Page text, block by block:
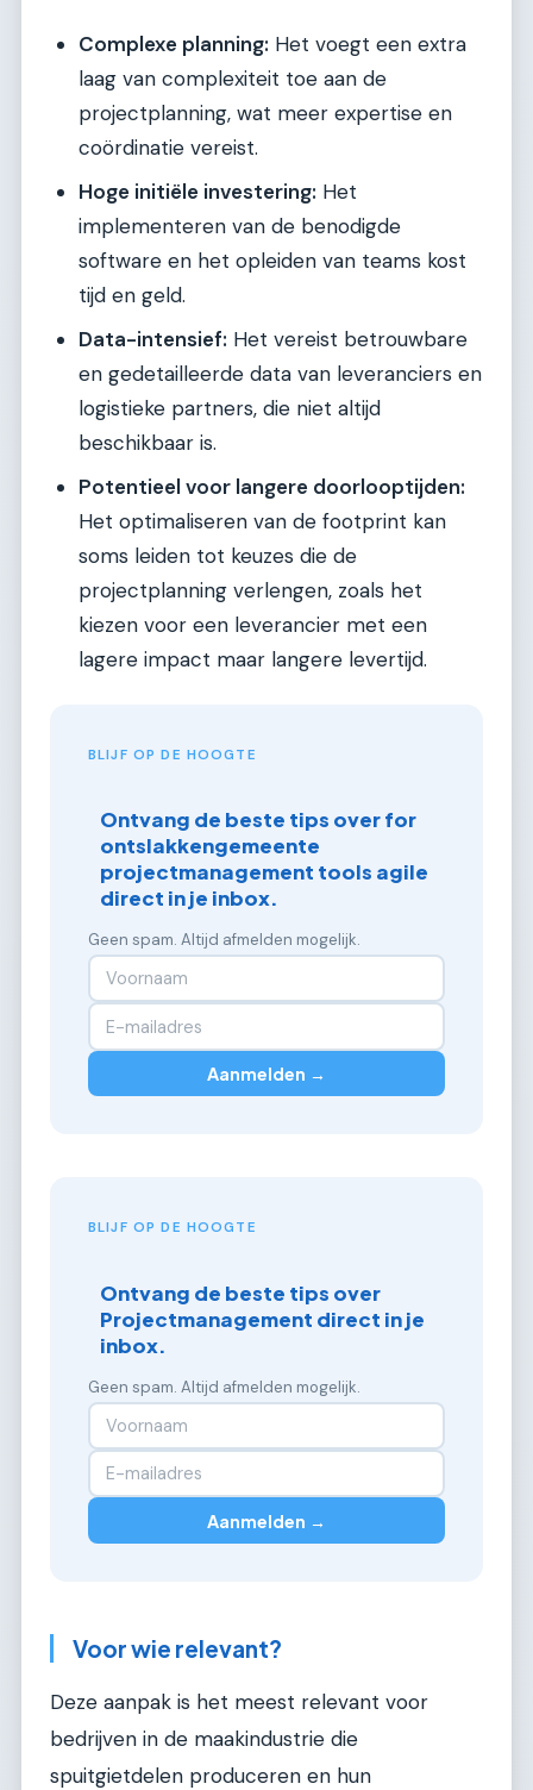
Complexe planning: Het voegt een extra
laag van complexiteit toe aan de
projectplanning, wat meer expertise en
coördinatie vereist.
Hoge initiële investering: Het
implementeren van de benodigde
software en het opleiden van teams kost
tijd en geld.
Data-intensief: Het vereist betrouwbare
en gedetailleerde data van leveranciers en
logistieke partners, die niet altijd
beschikbaar is.
Potentieel voor langere doorlooptijden:
Het optimaliseren van de footprint kan
soms leiden tot keuzes die de
projectplanning verlengen, zoals het
kiezen voor een leverancier met een
lagere impact maar langere levertijd.
BLIJF OP DE HOOGTE
Ontvang de beste tips over for
ontslakkengemeente
projectmanagement tools agile
direct in je inbox.
Geen spam. Altijd afmelden mogelijk.
Aanmelden →
BLIJF OP DE HOOGTE
Ontvang de beste tips over
Projectmanagement direct in je
inbox.
Geen spam. Altijd afmelden mogelijk.
Aanmelden →
Voor wie relevant?
Deze aanpak is het meest relevant voor
bedrijven in de maakindustrie die
spuitgietdelen produceren en hun